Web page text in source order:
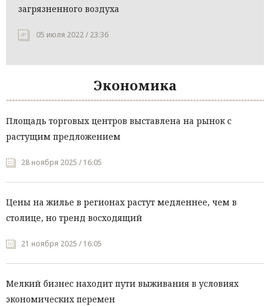
загрязненного воздуха
05 июля 2022 / 23:36
Экономика
Площадь торговых центров выставлена на рынок с
растущим предложением
28 ноября 2025 / 16:05
Цены на жилье в регионах растут медленнее, чем в
столице, но тренд восходящий
21 ноября 2025 / 16:05
Мелкий бизнес находит пути выживания в условиях
экономических перемен